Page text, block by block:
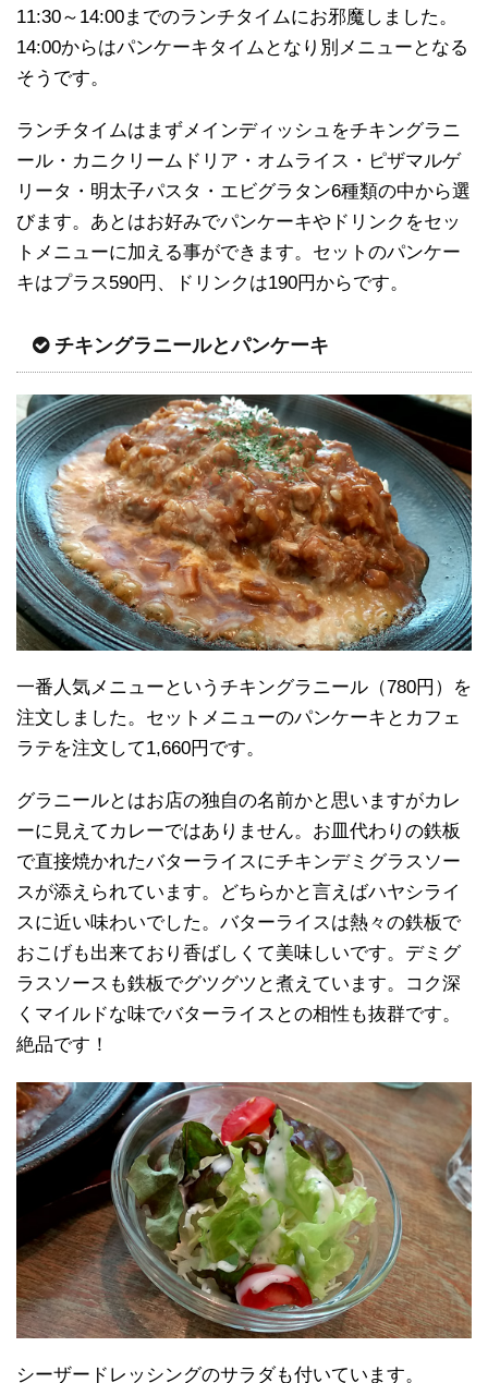
11:30～14:00までのランチタイムにお邪魔しました。
14:00からはパンケーキタイムとなり別メニューとなる
そうです。
ランチタイムはまずメインディッシュをチキングラニ
ール・カニクリームドリア・オムライス・ピザマルゲ
リータ・明太子パスタ・エビグラタン6種類の中から選
びます。あとはお好みでパンケーキやドリンクをセッ
トメニューに加える事ができます。セットのパンケー
キはプラス590円、ドリンクは190円からです。
チキングラニールとパンケーキ
一番人気メニューというチキングラニール（780円）を
注文しました。セットメニューのパンケーキとカフェ
ラテを注文して1,660円です。
グラニールとはお店の独自の名前かと思いますがカレ
ーに見えてカレーではありません。お皿代わりの鉄板
で直接焼かれたバターライスにチキンデミグラスソー
スが添えられています。どちらかと言えばハヤシライ
スに近い味わいでした。バターライスは熱々の鉄板で
おこげも出来ており香ばしくて美味しいです。デミグ
ラスソースも鉄板でグツグツと煮えています。コク深
くマイルドな味でバターライスとの相性も抜群です。
絶品です！
シーザードレッシングのサラダも付いています。